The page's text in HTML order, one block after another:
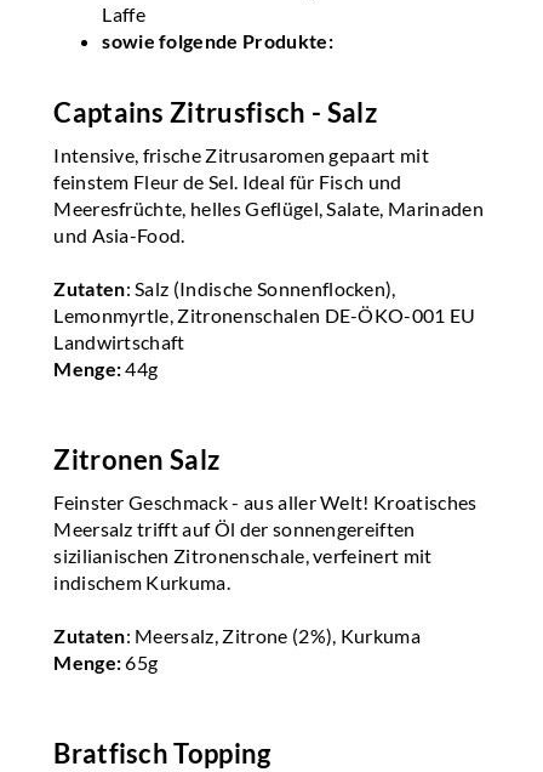
Laffe
sowie folgende Produkte:
Captains Zitrusfisch - Salz
Intensive, frische Zitrusaromen gepaart mit
feinstem Fleur de Sel. Ideal für Fisch und
Meeresfrüchte, helles Geflügel, Salate, Marinaden
und Asia-Food.
Zutaten: Salz (Indische Sonnenflocken),
Lemonmyrtle, Zitronenschalen DE-ÖKO-001 EU
Landwirtschaft
Menge:44g
Zitronen Salz
Feinster Geschmack - aus aller Welt! Kroatisches
Meersalz trifft auf Öl der sonnengereiften
sizilianischen Zitronenschale, verfeinert mit
indischem Kurkuma.
Zutaten: Meersalz, Zitrone (2%), Kurkuma
Menge:65g
Bratfisch Topping